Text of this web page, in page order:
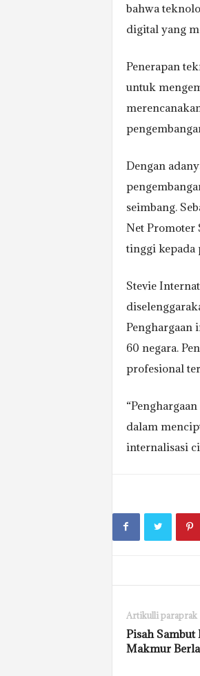
bahwa
digital yang
Penerapan
untuk
Dengan
seimbang.
Net Promoter
tinggi kepada
Stevie
Penghargaan
60 negara.
profesional
dalam
internalisasi
Artikulli paraprak
Pisah Sambut
Makmur